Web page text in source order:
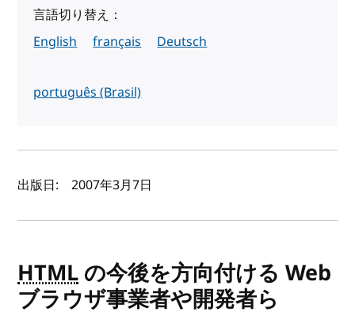
言語切り替え：
English
français Deutsch
português (Brasil)
著者と公開日
出版日: 2007年3月7日
HTML の今後を方向付ける Web
ブラウザ事業者や開発者ら